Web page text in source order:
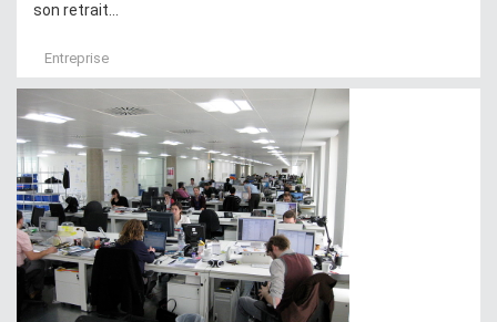
son retrait...
Entreprise